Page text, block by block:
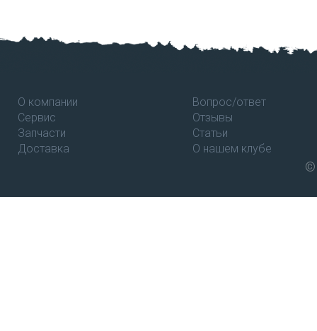
О компании
Сервис
Запчасти
Доставка
Вопрос/ответ
Отзывы
Статьи
О нашем клубе
©